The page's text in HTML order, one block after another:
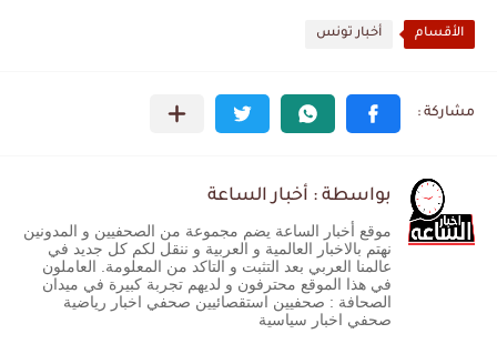
الأقسام أخبار تونس
بواسطة : أخبار الساعة
موقع أخبار الساعة يضم مجموعة من الصحفيين و المدونين
نهتم بالاخبار العالمية و العربية و ننقل لكم كل جديد في
عالمنا العربي بعد التثبت و التاكد من المعلومة. العاملون
في هذا الموقع محترفون و لديهم تجربة كبيرة في ميدان
الصحافة : صحفيين استقصائيين صحفي اخبار رياضية
صحفي اخبار سياسية